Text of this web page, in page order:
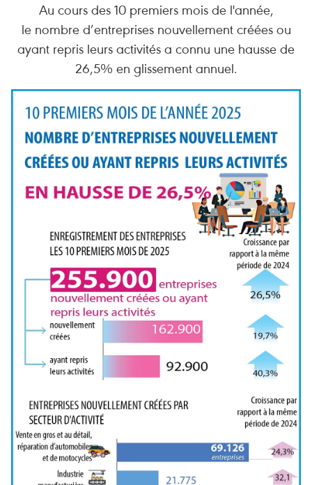
Au cours des 10 premiers mois de l'année,
le nombre d’entreprises nouvellement créées ou
ayant repris leurs activités a connu une hausse de
26,5% en glissement annuel.